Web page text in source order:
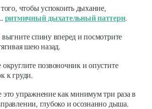
чтобы успокоить дыхание,
ритмичный дыхательный паттерн.
спину вперед и посмотрите
шею назад.
позвоночник и опустите
к груди.
это упражнение как минимум три раза в
глубоко и осознанно дыша.